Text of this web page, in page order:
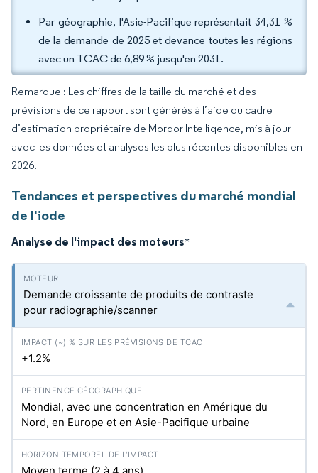
Par géographie, l'Asie-Pacifique représentait 34,31 %
de la demande de 2025 et devance toutes les régions
avec un TCAC de 6,89 % jusqu'en 2031.
Remarque : Les chiffres de la taille du marché et des
prévisions de ce rapport sont générés à l’aide du cadre
d’estimation propriétaire de Mordor Intelligence, mis à jour
avec les données et analyses les plus récentes disponibles en
2026.
Tendances et perspectives du marché mondial
de l'iode
Analyse de l'impact des moteurs*
Demande croissante de produits de contraste
pour radiographie/scanner
+1.2%
Mondial, avec une concentration en Amérique du
Nord, en Europe et en Asie-Pacifique urbaine